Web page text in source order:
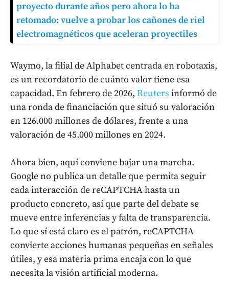
proyecto durante años pero ahora lo ha
retomado: vuelve a probar los cañones de riel
electromagnéticos que aceleran proyectiles
Waymo, la filial de Alphabet centrada en robotaxis,
es un recordatorio de cuánto valor tiene esa
capacidad. En febrero de 2026, Reuters informó de
una ronda de financiación que situó su valoración
en 126.000 millones de dólares, frente a una
valoración de 45.000 millones en 2024.
Ahora bien, aquí conviene bajar una marcha.
Google no publica un detalle que permita seguir
cada interacción de reCAPTCHA hasta un
producto concreto, así que parte del debate se
mueve entre inferencias y falta de transparencia.
Lo que sí está claro es el patrón, reCAPTCHA
convierte acciones humanas pequeñas en señales
útiles, y esa materia prima encaja con lo que
necesita la visión artificial moderna.